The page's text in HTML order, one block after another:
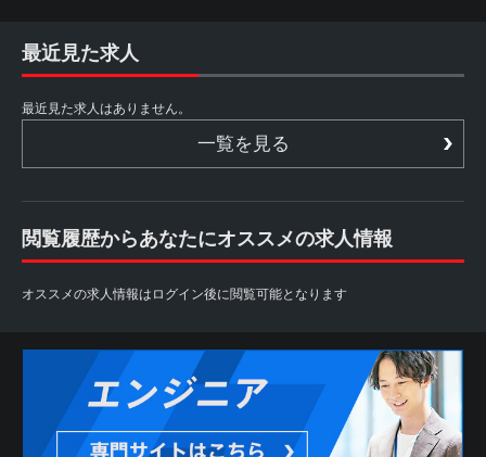
最近見た求人
最近見た求人はありません。
一覧を見る
閲覧履歴からあなたにオススメの求人情報
オススメの求人情報はログイン後に閲覧可能となります